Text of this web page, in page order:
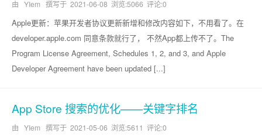
由 YIem 撰写于 2021-06-08 浏览:5066 评论:0
Apple更新：苹果开发者协议更新新增和修改内容如下，不用看了。在
developer.apple.com 同意条款就行了， 不然App都上传不了。The
Program License Agreement, Schedules 1, 2, and 3, and Apple
Developer Agreement have been updated [...]
App Store 搜索的优化——关键字排名
由 YIem 撰写于 2021-05-06 浏览:5611 评论:0